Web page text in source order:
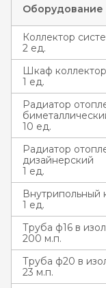
Оборудование
Коллектор
2 ед.
Шкаф
1 ед.
Радиатор
10 ед.
Радиатор
дизайнерский
1 ед.
Внутрипольный
1 ед.
Труба ф16 в
200 м.п.
Труба ф20 в
23 м.п.